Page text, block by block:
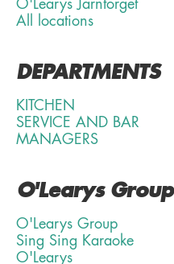
O'Learys Järntorget
All locations
DEPARTMENTS
KITCHEN
SERVICE AND BAR
MANAGERS
O'Learys Group
O'Learys Group
Sing Sing Karaoke
O'Learys